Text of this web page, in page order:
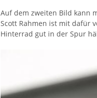
Auf dem zweiten Bild kann
Scott Rahmen ist mit dafür
Hinterrad gut in der Spur